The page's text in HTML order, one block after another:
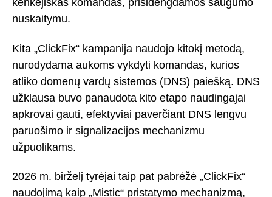
kenkėjiškas komandas, prisidengdamos saugumo
nuskaitymu.
Kita „ClickFix“ kampanija naudojo kitokį metodą,
nurodydama aukoms vykdyti komandas, kurios
atliko domenų vardų sistemos (DNS) paiešką. DNS
užklausa buvo panaudota kito etapo naudingajai
apkrovai gauti, efektyviai paverčiant DNS lengvu
paruošimo ir signalizacijos mechanizmu
užpuolikams.
2026 m. birželį tyrėjai taip pat pabrėžė „ClickFix“
naudojimą kaip „Mistic“ pristatymo mechanizmą,